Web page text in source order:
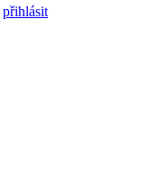
přihlásit